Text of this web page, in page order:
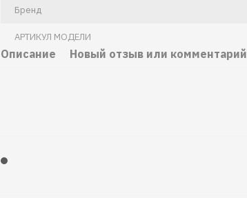
Бренд
АРТИКУЛ МОДЕЛИ
Описание Новый отзыв или комментарий